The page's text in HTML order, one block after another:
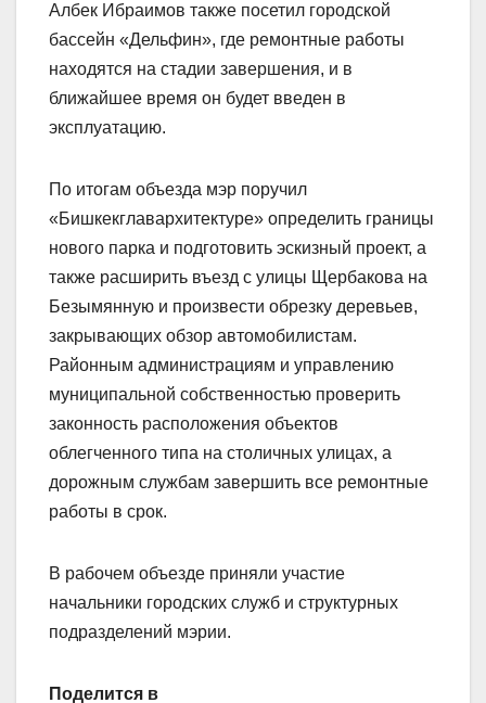
Албек Ибраимов также посетил городской
бассейн «Дельфин», где ремонтные работы
находятся на стадии завершения, и в
ближайшее время он будет введен в
эксплуатацию.
По итогам объезда мэр поручил
«Бишкекглавархитектуре» определить границы
нового парка и подготовить эскизный проект, а
также расширить въезд с улицы Щербакова на
Безымянную и произвести обрезку деревьев,
закрывающих обзор автомобилистам.
Районным администрациям и управлению
муниципальной собственностью проверить
законность расположения объектов
облегченного типа на столичных улицах, а
дорожным службам завершить все ремонтные
работы в срок.
В рабочем объезде приняли участие
начальники городских служб и структурных
подразделений мэрии.
Поделится в